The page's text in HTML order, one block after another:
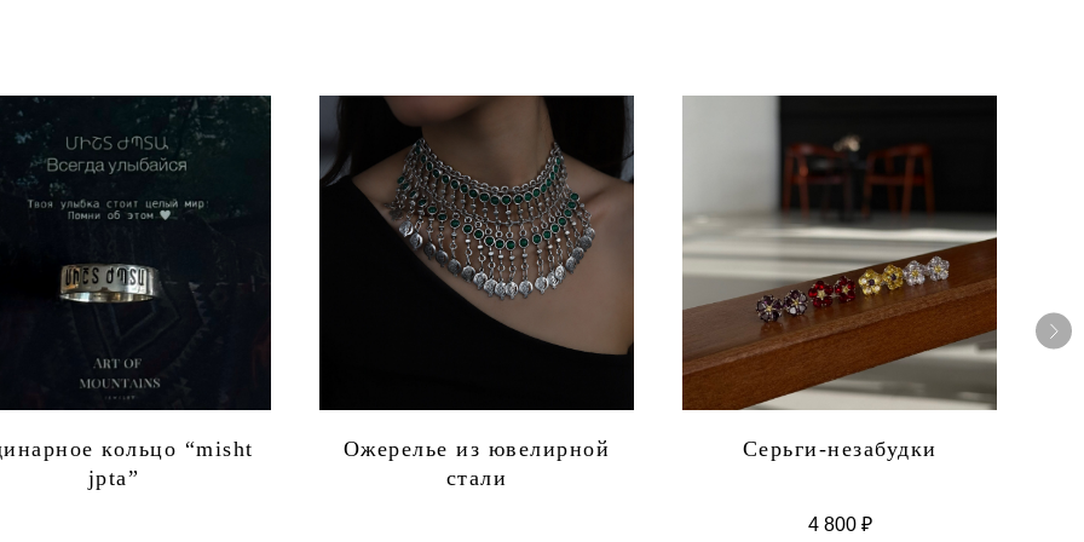
кольцо “misht
jpta”
Ожерелье из ювелирной
стали
Серьги-незабудки
4 800 ₽